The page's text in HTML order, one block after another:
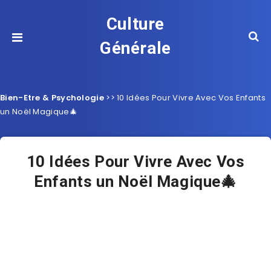
Culture
Générale
Bien-Etre & Psychologie>>10 Idées Pour Vivre Avec Vos Enfants
un Noël Magique🎄
10 Idées Pour Vivre Avec Vos
Enfants un Noël Magique🎄